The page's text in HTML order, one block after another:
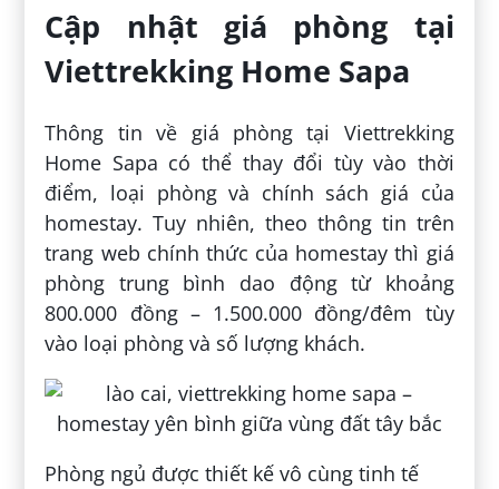
Cập nhật giá phòng tại
Viettrekking Home Sapa
Thông tin về giá phòng tại Viettrekking
Home Sapa có thể thay đổi tùy vào thời
điểm, loại phòng và chính sách giá của
homestay. Tuy nhiên, theo thông tin trên
trang web chính thức của homestay thì giá
phòng trung bình dao động từ khoảng
800.000 đồng – 1.500.000 đồng/đêm tùy
vào loại phòng và số lượng khách.
Phòng ngủ được thiết kế vô cùng tinh tế